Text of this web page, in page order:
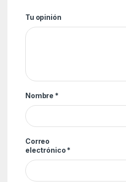
Tu opinión
Nombre *
Correo
electrónico *